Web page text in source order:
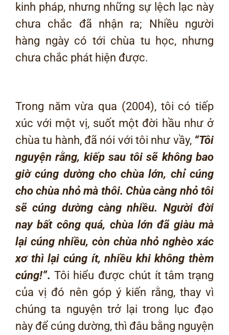
kinh pháp, nhưng những sự lệch lạc này
chưa chắc đã nhận ra; Nhiều người
hàng ngày có tới chùa tu học, nhưng
chưa chắc phát hiện được.
Trong năm vừa qua (2004), tôi có tiếp
xúc với một vị, suốt một đời hầu như ở
chùa tu hành, đã nói với tôi như vầy, “Tôi
nguyện rằng, kiếp sau tôi sẽ không bao
giờ cúng dường cho chùa lớn, chỉ cúng
cho chùa nhỏ mà thôi. Chùa càng nhỏ tôi
sẽ cúng dường càng nhiều. Người đời
nay bất công quá, chùa lớn đã giàu mà
lại cúng nhiều, còn chùa nhỏ nghèo xác
xơ thì lại cúng ít, nhiều khi không thèm
cúng!”. Tôi hiểu được chút ít tâm trạng
của vị đó nên góp ý kiến rằng, thay vì
chúng ta nguyện trở lại trong lục đạo
này để cúng dường, thì đâu bằng nguyện